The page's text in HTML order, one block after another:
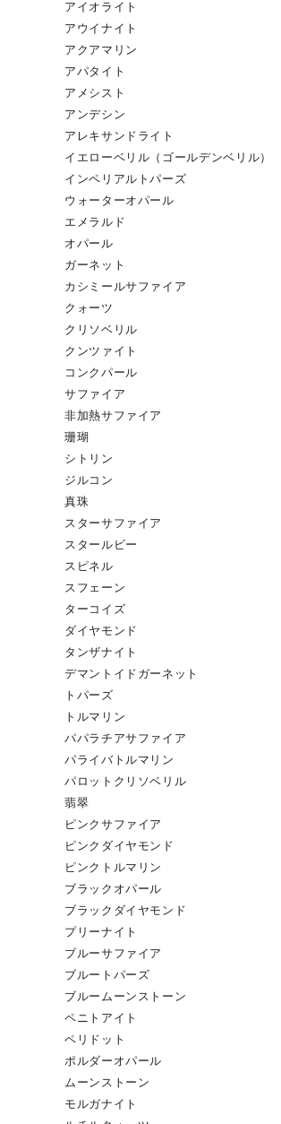
アイオライト
アウイナイト
アクアマリン
アパタイト
アメシスト
アンデシン
アレキサンドライト
イエローベリル（ゴールデンベリル）
インペリアルトパーズ
ウォーターオパール
エメラルド
オパール
ガーネット
カシミールサファイア
クォーツ
クリソベリル
クンツァイト
コンクパール
サファイア
非加熱サファイア
珊瑚
シトリン
ジルコン
真珠
スターサファイア
スタールビー
スピネル
スフェーン
ターコイズ
ダイヤモンド
タンザナイト
デマントイドガーネット
トパーズ
トルマリン
パパラチアサファイア
パライバトルマリン
パロットクリソベリル
翡翠
ピンクサファイア
ピンクダイヤモンド
ピンクトルマリン
ブラックオパール
ブラックダイヤモンド
プリーナイト
ブルーサファイア
ブルートパーズ
ブルームーンストーン
ペニトアイト
ペリドット
ポルダーオパール
ムーンストーン
モルガナイト